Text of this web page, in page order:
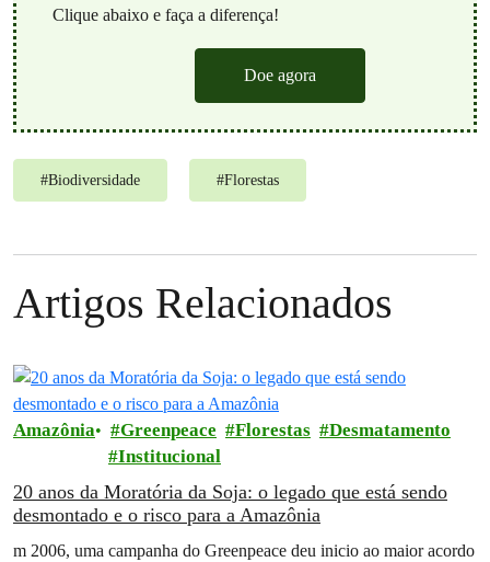
Clique abaixo e faça a diferença!
Doe agora
#Biodiversidade #Florestas
Artigos Relacionados
Amazônia Greenpeace Florestas
Desmatamento
Institucional
20 anos da Moratória da Soja: o legado que está sendo
desmontado e o risco para a Amazônia
m 2006, uma campanha do Greenpeace deu inicio ao maior acordo